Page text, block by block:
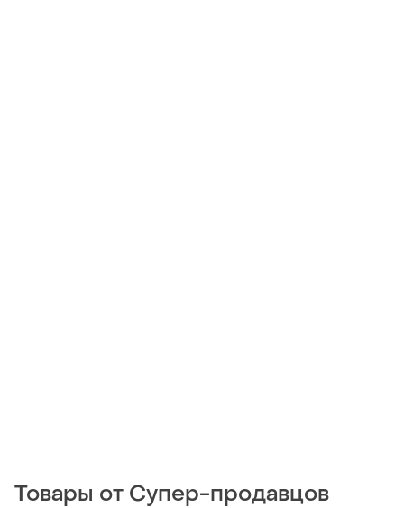
Товары от Супер-продавцов